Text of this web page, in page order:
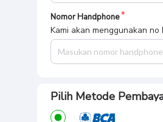
Nomor Handphone
Kami akan menggunakan
Pilih Metode